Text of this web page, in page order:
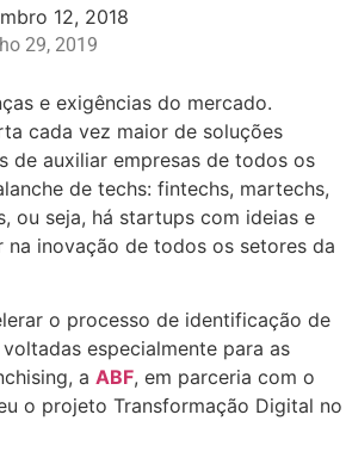
12, 2018
29, 2019
e exigências do mercado.
cada vez maior de soluções
de auxiliar empresas de todos os
de techs: fintechs, martechs,
ou seja, há startups com ideias e
na inovação de todos os setores da
o processo de identificação de
especialmente para as
a ABF, em parceria com o
o projeto Transformação Digital no